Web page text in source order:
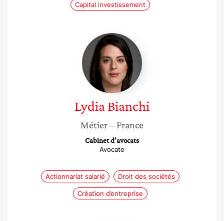
Capital investissement
Lydia
Bianchi
LydiaBianchi
Métier– France
Cabinet d’avocats
Avocate
Actionnariat salarié Droit des sociétés
Création d’entreprise